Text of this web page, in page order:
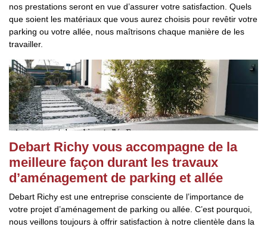
nos prestations seront en vue d’assurer votre satisfaction. Quels
que soient les matériaux que vous aurez choisis pour revêtir votre
parking ou votre allée, nous maîtrisons chaque manière de les
travailler.
Debart Richy vous accompagne de la
meilleure façon durant les travaux
d’aménagement de parking et allée
Debart Richy est une entreprise consciente de l’importance de
votre projet d’aménagement de parking ou allée. C’est pourquoi,
nous veillons toujours à offrir satisfaction à notre clientèle dans la